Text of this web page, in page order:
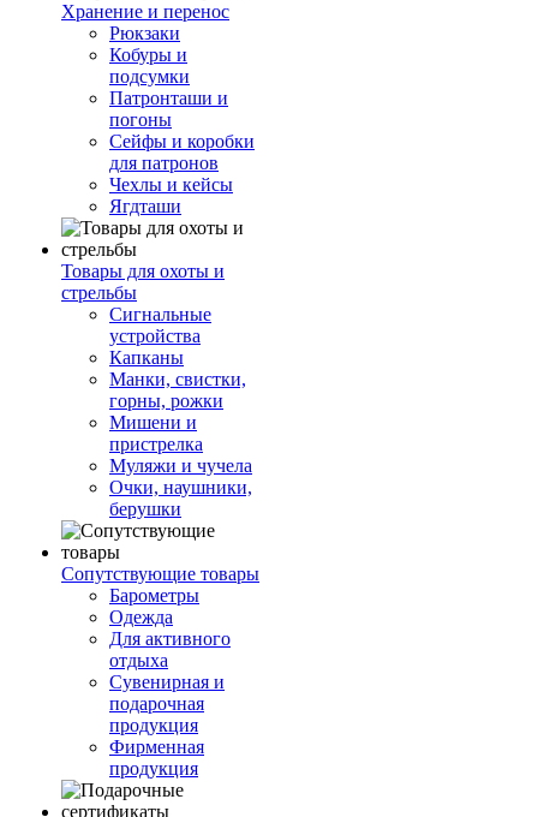
Хранение и перенос
Рюкзаки
Кобуры и
подсумки
Патронташи и
погоны
Сейфы и коробки
для патронов
Чехлы и кейсы
Ягдташи
Товары для охоты и
стрельбы
Сигнальные
устройства
Капканы
Манки, свистки,
горны, рожки
Мишени и
пристрелка
Муляжи и чучела
Очки, наушники,
берушки
Сопутствующие товары
Барометры
Одежда
Для активного
отдыха
Сувенирная и
подарочная
продукция
Фирменная
продукция